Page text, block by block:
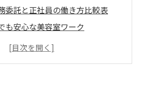
委託と正社員の働き方比較表
も安心な美容室ワーク
る業務委託のサポート体制